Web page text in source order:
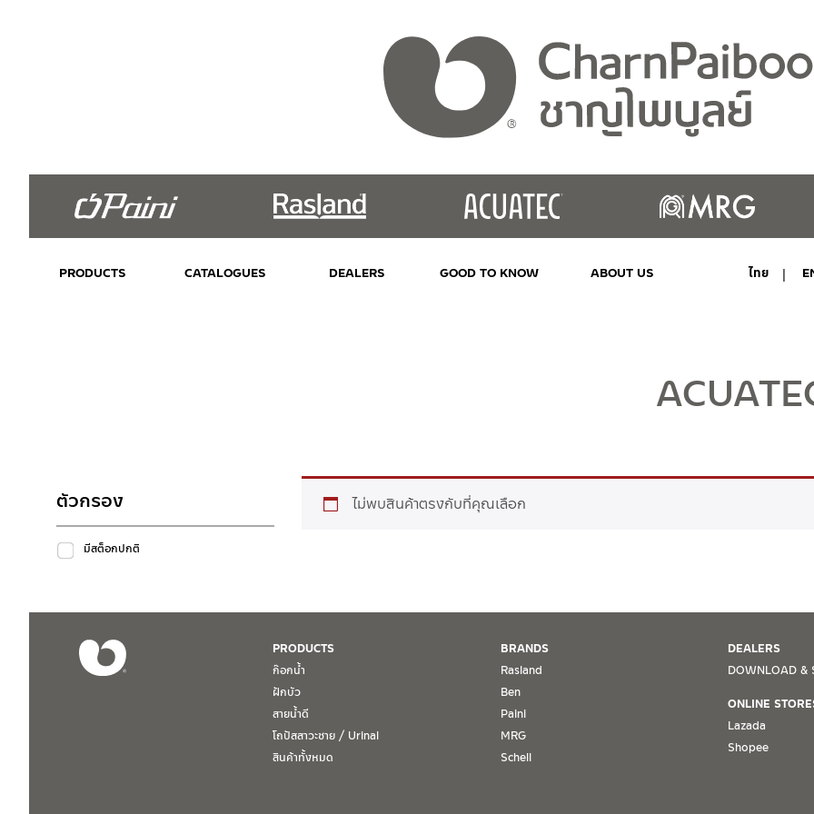
PRODUCTS CATALOGUES DEALERS GOOD TO KNOW ABOUT US ไทย
ไม่พบสินค้าตรงกับที่คุณเลือก
ตัวกรอง
มีสต็อกปกติ
PRODUCTS
ก๊อกน้ำ
ฝักบัว
สายน้ำดี
โถปัสสาวะชาย / Urinal
สินค้าทั้งหมด
BRANDS
Rasland
Ben
Paini
MRG
Schell
DEALERS
DOWNLOAD &
ONLINE
Lazada
Shopee